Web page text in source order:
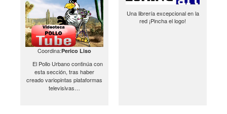
Coordina:Perico Liso
El Pollo Urbano continúa con
esta sección, tras haber
creado variopintas plataformas
televisivas…
Una librería excepcional en la
red ¡Pincha el logo!